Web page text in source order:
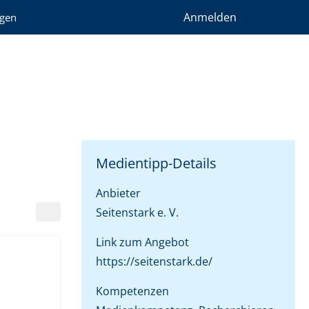
Anmelden
Medientipp-Details
Anbieter
Seitenstark e. V.
Link zum Angebot
https://seitenstark.de/
Kompetenzen